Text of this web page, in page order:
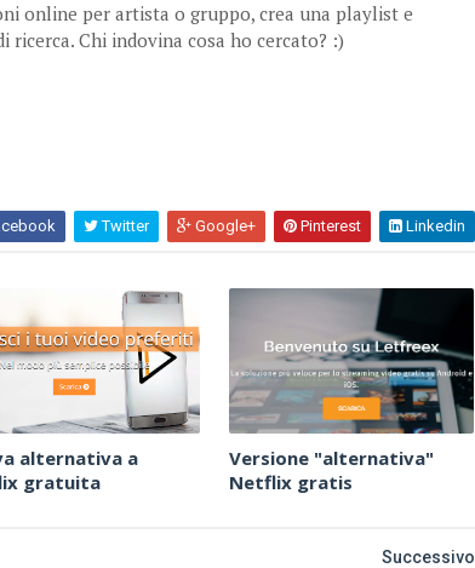
online per artista o gruppo, crea una playlist e
Chi indovina cosa ho cercato? :)
Twitter Google+ Pinterest Linkedin
alternativa a
gratuita
Versione "alternativa"
Netflix gratis
Successivo